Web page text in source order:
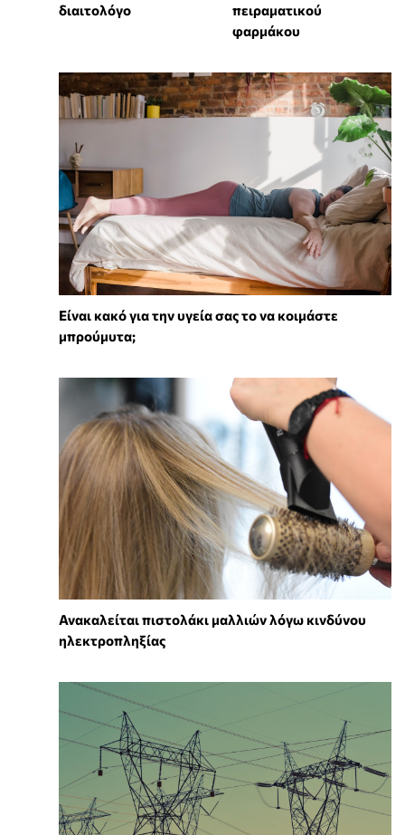
διαιτολόγο
πειραματικού
φαρμάκου
Είναι κακό για την υγεία σας το να κοιμάστε
μπρούμυτα;
Ανακαλείται πιστολάκι μαλλιών λόγω κινδύνου
ηλεκτροπληξίας